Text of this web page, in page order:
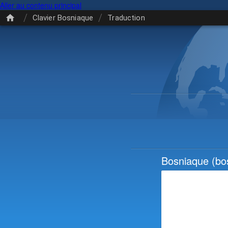
Aller au contenu principal
/ Clavier Bosniaque / Traduction
Bosniaque